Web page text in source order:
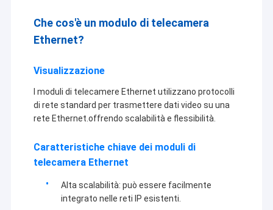
Prodotti
Che cos'è un modulo di telecamera
Ethernet?
Visualizzazione
I moduli di telecamere Ethernet utilizzano protocolli
di rete standard per trasmettere dati video su una
rete Ethernet.offrendo scalabilità e flessibilità.
Caratteristiche chiave dei moduli di
telecamera Ethernet
Alta scalabilità: può essere facilmente
integrato nelle reti IP esistenti.
La tecnologia il Co., srl di Shenzhen Sinoseen è stata stabilita nel
marzo 2009. Per le decadi eccessive, Sinoseen è stato dedicato
elaborazione di immagini di CMOS da progettazione e dallo
sviluppo, fabbricazione, alla un-fermata post-vendita service.we